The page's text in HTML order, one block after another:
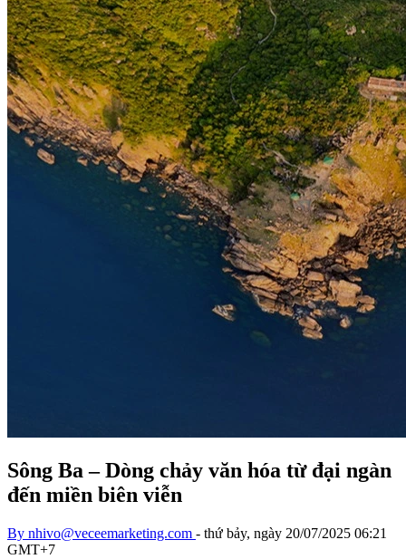
Sông Ba – Dòng chảy văn hóa từ đại ngàn
đến miền biên viễn
By nhivo@veceemarketing.com - thứ bảy, ngày 20/07/2025 06:21
GMT+7